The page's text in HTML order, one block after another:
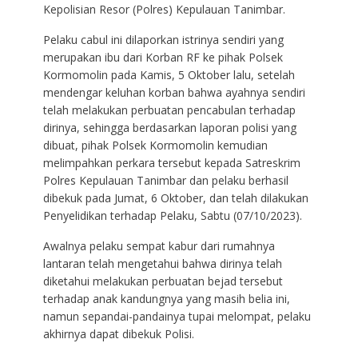
Kepolisian Resor (Polres) Kepulauan Tanimbar.
Pelaku cabul ini dilaporkan istrinya sendiri yang
merupakan ibu dari Korban RF ke pihak Polsek
Kormomolin pada Kamis, 5 Oktober lalu, setelah
mendengar keluhan korban bahwa ayahnya sendiri
telah melakukan perbuatan pencabulan terhadap
dirinya, sehingga berdasarkan laporan polisi yang
dibuat, pihak Polsek Kormomolin kemudian
melimpahkan perkara tersebut kepada Satreskrim
Polres Kepulauan Tanimbar dan pelaku berhasil
dibekuk pada Jumat, 6 Oktober, dan telah dilakukan
Penyelidikan terhadap Pelaku, Sabtu (07/10/2023).
Awalnya pelaku sempat kabur dari rumahnya
lantaran telah mengetahui bahwa dirinya telah
diketahui melakukan perbuatan bejad tersebut
terhadap anak kandungnya yang masih belia ini,
namun sepandai-pandainya tupai melompat, pelaku
akhirnya dapat dibekuk Polisi.